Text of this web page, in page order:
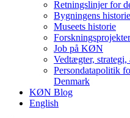
Retningslinjer for
Bygningens historie
Museets historie
Forskningsprojekter
Job på KØN
Vedtægter, strategi,
Persondatapolitik
Denmark
KØN Blog
English